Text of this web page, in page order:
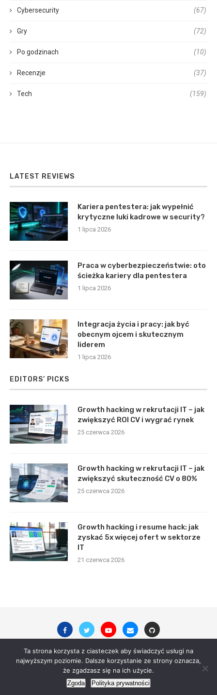
Cybersecurity (67)
Gry (72)
Po godzinach (10)
Recenzje (37)
Tech (159)
LATEST REVIEWS
Kariera pentestera: jak wypełnić
krytyczne luki kadrowe w security?
1 lipca 2026
Praca w cyberbezpieczeństwie: oto
ścieżka kariery dla pentestera
1 lipca 2026
Integracja życia i pracy: jak być
obecnym ojcem i skutecznym
liderem
1 lipca 2026
EDITORS’ PICKS
Growth hacking w rekrutacji IT – jak
zwiększyć ROI CV i wygrać rynek
25 czerwca 2026
Growth hacking w rekrutacji IT – jak
zwiększyć skuteczność CV o 80%
25 czerwca 2026
Growth hacking i resume hack: jak
zyskać 5x więcej ofert w sektorze
IT
21 czerwca 2026
© 2023 - All Right Reserved. digitalsite.pl
Ta strona korzysta z ciasteczek aby świadczyć usługi na
najwyższym poziomie. Dalsze korzystanie ze strony oznacza,
że zgadzasz się na ich użycie.
Zgoda Polityka prywatności